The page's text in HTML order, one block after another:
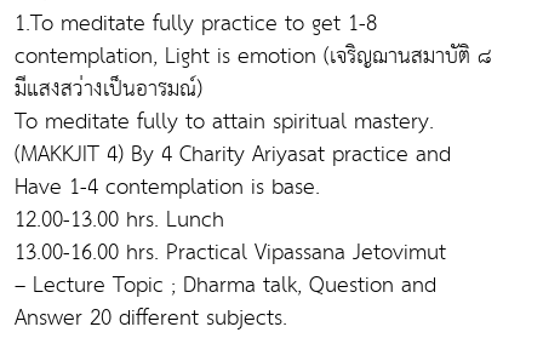
1.To meditate fully practice to get 1-8
contemplation, Light is emotion (เจริญฌานสมาบัติ ๘
มีแสงสว่างเป็นอารมณ์)
To meditate fully to attain spiritual mastery.
(MAKKJIT 4) By 4 Charity Ariyasat practice and
Have 1-4 contemplation is base.
12.00-13.00 hrs. Lunch
13.00-16.00 hrs. Practical Vipassana Jetovimut
– Lecture Topic ; Dharma talk, Question and
Answer 20 different subjects.